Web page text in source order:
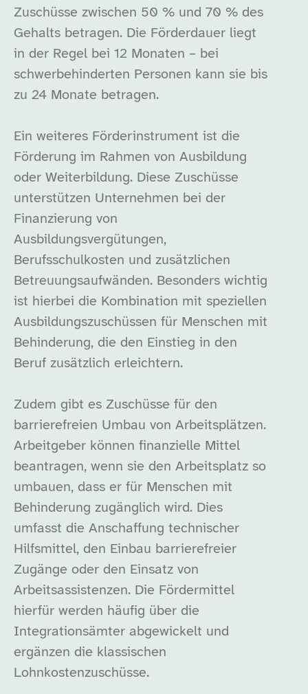
Zuschüsse zwischen 50 % und 70 % des
Gehalts betragen. Die Förderdauer liegt
in der Regel bei 12 Monaten – bei
schwerbehinderten Personen kann sie bis
zu 24 Monate betragen.
Ein weiteres Förderinstrument ist die
Förderung im Rahmen von Ausbildung
oder Weiterbildung. Diese Zuschüsse
unterstützen Unternehmen bei der
Finanzierung von
Ausbildungsvergütungen,
Berufsschulkosten und zusätzlichen
Betreuungsaufwänden. Besonders wichtig
ist hierbei die Kombination mit speziellen
Ausbildungszuschüssen für Menschen mit
Behinderung, die den Einstieg in den
Beruf zusätzlich erleichtern.
Zudem gibt es Zuschüsse für den
barrierefreien Umbau von Arbeitsplätzen.
Arbeitgeber können finanzielle Mittel
beantragen, wenn sie den Arbeitsplatz so
umbauen, dass er für Menschen mit
Behinderung zugänglich wird. Dies
umfasst die Anschaffung technischer
Hilfsmittel, den Einbau barrierefreier
Zugänge oder den Einsatz von
Arbeitsassistenzen. Die Fördermittel
hierfür werden häufig über die
Integrationsämter abgewickelt und
ergänzen die klassischen
Lohnkostenzuschüsse.